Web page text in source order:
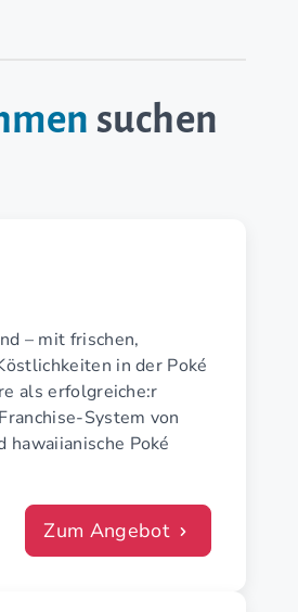
suchen
– mit frischen,
in der Poké
als erfolgreiche:r
System von
hawaiianische Poké
Zum Angebot